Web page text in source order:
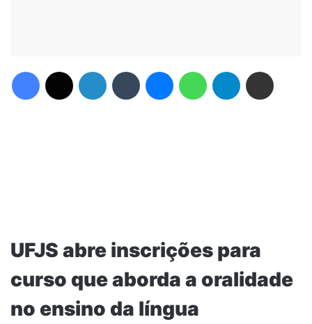
UFJS abre inscrições para
curso que aborda a oralidade
no ensino da língua